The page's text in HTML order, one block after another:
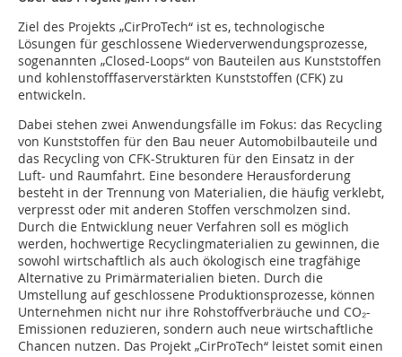
Ziel des Projekts „CirProTech“ ist es, technologische
Lösungen für geschlossene Wiederverwendungsprozesse,
sogenannten „Closed-Loops“ von Bauteilen aus Kunststoffen
und kohlenstofffaserverstärkten Kunststoffen (CFK) zu
entwickeln.
Dabei stehen zwei Anwendungsfälle im Fokus: das Recycling
von Kunststoffen für den Bau neuer Automobilbauteile und
das Recycling von CFK-Strukturen für den Einsatz in der
Luft- und Raumfahrt. Eine besondere Herausforderung
besteht in der Trennung von Materialien, die häufig verklebt,
verpresst oder mit anderen Stoffen verschmolzen sind.
Durch die Entwicklung neuer Verfahren soll es möglich
werden, hochwertige Recyclingmaterialien zu gewinnen, die
sowohl wirtschaftlich als auch ökologisch eine tragfähige
Alternative zu Primärmaterialien bieten. Durch die
Umstellung auf geschlossene Produktionsprozesse, können
Unternehmen nicht nur ihre Rohstoffverbräuche und CO₂-
Emissionen reduzieren, sondern auch neue wirtschaftliche
Chancen nutzen. Das Projekt „CirProTech“ leistet somit einen